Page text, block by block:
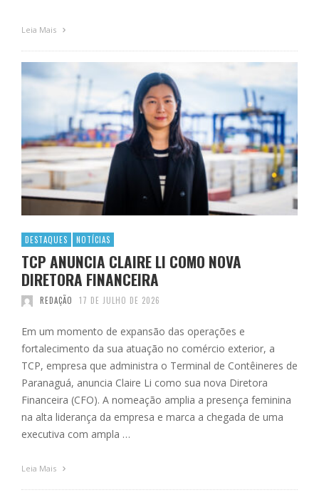
Leia Mais
DESTAQUES NOTÍCIAS
TCP ANUNCIA CLAIRE LI COMO NOVA
DIRETORA FINANCEIRA
REDAÇÃO 17 DE JULHO DE 2026
Em um momento de expansão das operações e
fortalecimento da sua atuação no comércio exterior, a
TCP, empresa que administra o Terminal de Contêineres de
Paranaguá, anuncia Claire Li como sua nova Diretora
Financeira (CFO). A nomeação amplia a presença feminina
na alta liderança da empresa e marca a chegada de uma
executiva com ampla …
Leia Mais